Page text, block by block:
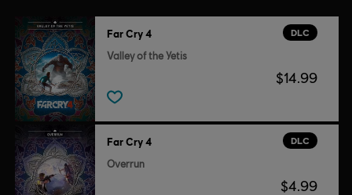
DLC
Far Cry 4
Valley of the Yetis
$14.99
DLC
Far Cry 4
Overrun
$4.99